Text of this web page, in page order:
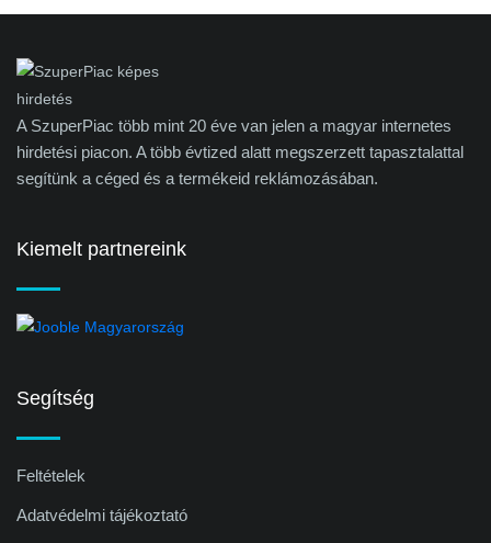
A SzuperPiac több mint 20 éve van jelen a magyar internetes
hirdetési piacon. A több évtized alatt megszerzett tapasztalattal
segítünk a céged és a termékeid reklámozásában.
Kiemelt partnereink
Segítség
Feltételek
Adatvédelmi tájékoztató